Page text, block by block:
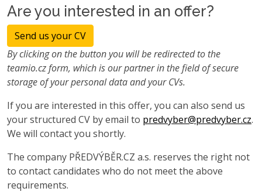
Are you interested in an offer?
Send us your CV
By clicking on the button you will be redirected to the
teamio.cz form, which is our partner in the field of secure
storage of your personal data and your CVs.
If you are interested in this offer, you can also send us
your structured CV by email to predvyber@predvyber.cz.
We will contact you shortly.
The company PŘEDVÝBĚR.CZ a.s. reserves the right not
to contact candidates who do not meet the above
requirements.